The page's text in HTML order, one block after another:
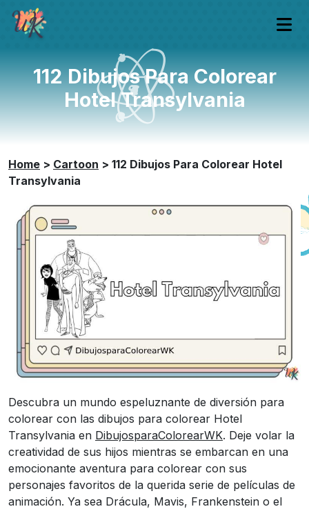
112 Dibujos Para Colorear
Hotel Transylvania
Home > Cartoon > 112 Dibujos Para Colorear Hotel
Transylvania
Descubra un mundo espeluznante de diversión para
colorear con las dibujos para colorear Hotel
Transylvania en DibujosparaColorearWK. Deje volar la
creatividad de sus hijos mientras se embarcan en una
emocionante aventura para colorear con sus
personajes favoritos de la querida serie de películas de
animación. Ya sea Drácula, Mavis, Frankenstein o el